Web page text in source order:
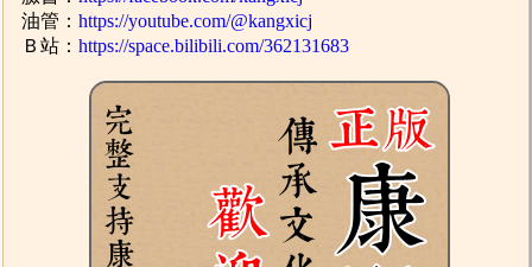
油管：https://youtube.com/@kangxicj
Ｂ站：https://space.bilibili.com/362131683